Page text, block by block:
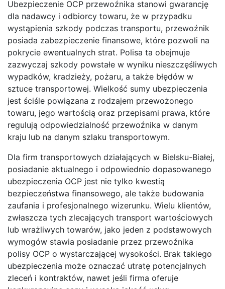
Ubezpieczenie OCP przewoźnika stanowi gwarancję
dla nadawcy i odbiorcy towaru, że w przypadku
wystąpienia szkody podczas transportu, przewoźnik
posiada zabezpieczenie finansowe, które pozwoli na
pokrycie ewentualnych strat. Polisa ta obejmuje
zazwyczaj szkody powstałe w wyniku nieszczęśliwych
wypadków, kradzieży, pożaru, a także błędów w
sztuce transportowej. Wielkość sumy ubezpieczenia
jest ściśle powiązana z rodzajem przewożonego
towaru, jego wartością oraz przepisami prawa, które
regulują odpowiedzialność przewoźnika w danym
kraju lub na danym szlaku transportowym.
Dla firm transportowych działających w Bielsku-Białej,
posiadanie aktualnego i odpowiednio dopasowanego
ubezpieczenia OCP jest nie tylko kwestią
bezpieczeństwa finansowego, ale także budowania
zaufania i profesjonalnego wizerunku. Wielu klientów,
zwłaszcza tych zlecających transport wartościowych
lub wrażliwych towarów, jako jeden z podstawowych
wymogów stawia posiadanie przez przewoźnika
polisy OCP o wystarczającej wysokości. Brak takiego
ubezpieczenia może oznaczać utratę potencjalnych
zleceń i kontraktów, nawet jeśli firma oferuje